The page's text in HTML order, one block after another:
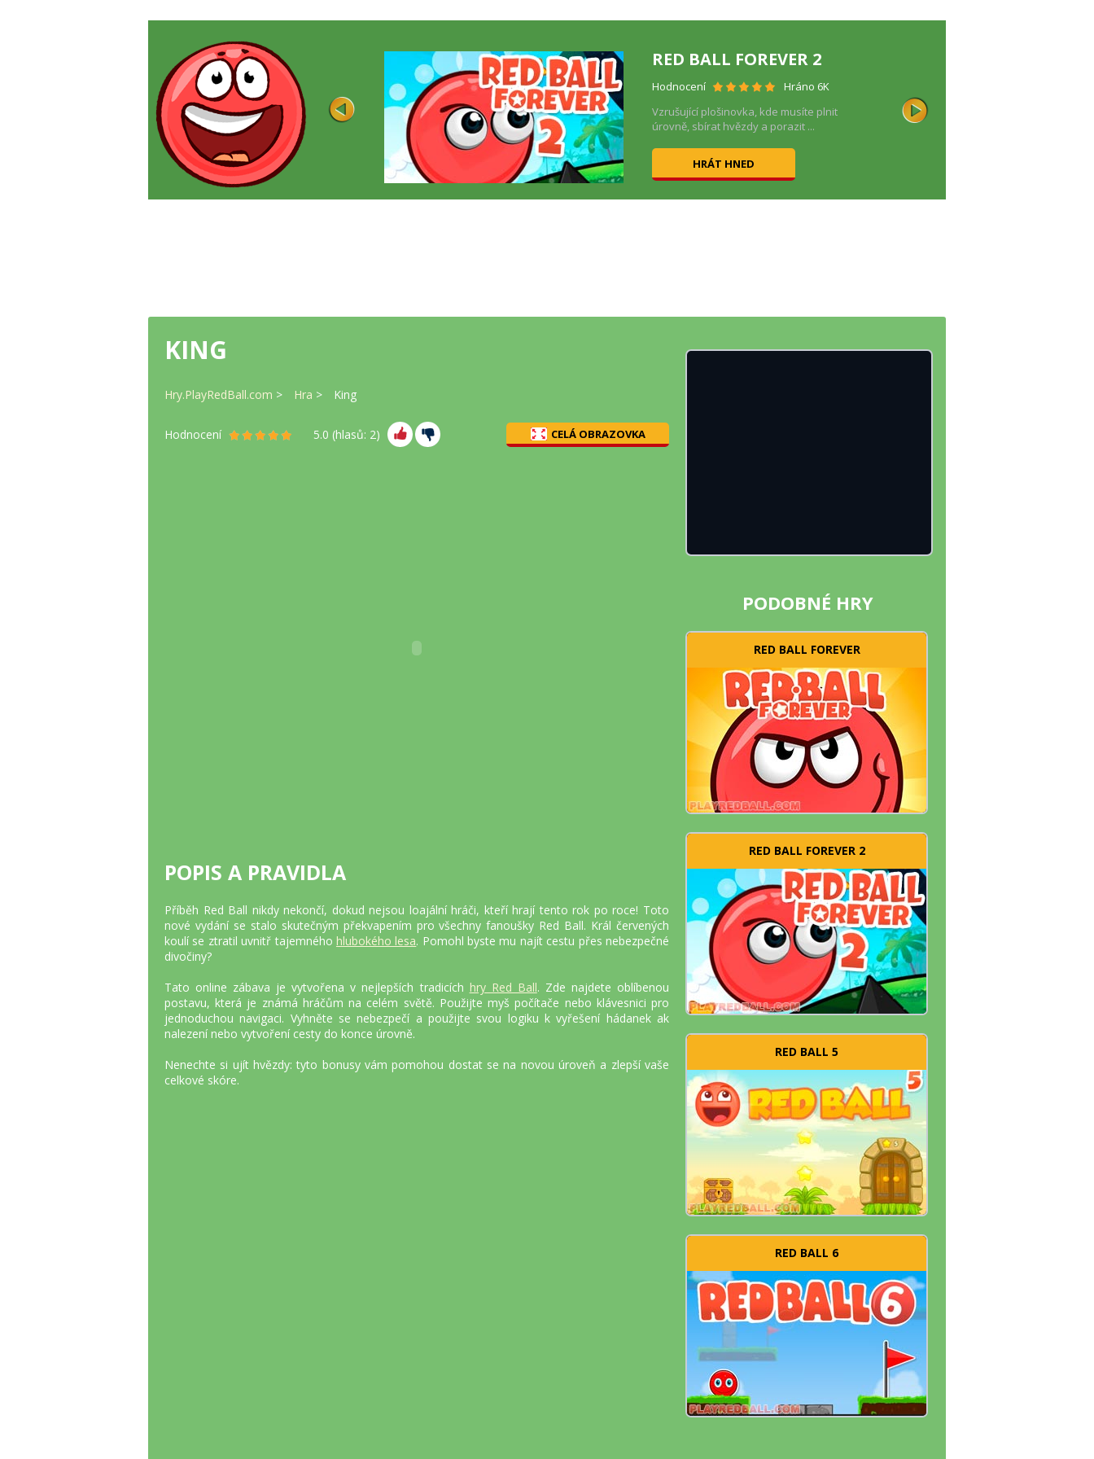
ČERVENÉ A ZELENÉ
Hodnocení
Hráno 5K
Tato hra je opravdovou výzvou pro hráče!
Zde využijete veškerou vaši logiku ...
HRÁT HNED
RED BALL FOREVER 2
Hodnocení
Hráno 6K
Vzrušující plošinovka, kde musíte plnit
úrovně, sbírat hvězdy a porazit ...
HRÁT HNED
KING
Hry.PlayRedBall.com Hra King
Hodnocení 5.0 (hlasů: 2) CELÁ OBRAZOVKA
POPIS A PRAVIDLA
Příběh Red Ball nikdy nekončí, dokud nejsou loajální hráči, kteří hrají tento rok po roce! Toto
nové vydání se stalo skutečným překvapením pro všechny fanoušky Red Ball. Král červených
koulí se ztratil uvnitř tajemného hlubokého lesa. Pomohl byste mu najít cestu přes nebezpečné
divočiny?
Tato online zábava je vytvořena v nejlepších tradicích hry Red Ball. Zde najdete oblíbenou
postavu, která je známá hráčům na celém světě. Použijte myš počítače nebo klávesnici pro
jednoduchou navigaci. Vyhněte se nebezpečí a použijte svou logiku k vyřešení hádanek ak
nalezení nebo vytvoření cesty do konce úrovně.
Nenechte si ujít hvězdy: tyto bonusy vám pomohou dostat se na novou úroveň a zlepší vaše
celkové skóre.
PODOBNÉ HRY
RED BALL FOREVER
RED BALL FOREVER 2
RED BALL 5
RED BALL 6